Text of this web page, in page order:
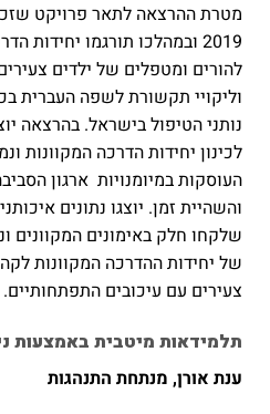
מטרת ההרצאה לתאר פרויקט
2019 ובמהלכו תורגמו יחידות
להורים ומטפלים של ילדים
וליקויי תקשורת לשפה העברית
נותני הטיפול בישראל. בהרצאה
לכינון יחידות הדרכה המקוונות
העוסקות במיומנויות ארגון
והשהיית זמן. יוצגו נתונים
שלקחו חלק באימונים המקוונים
של יחידות ההדרכה המקוונות
צעירים עם עיכובים התפתחותיים.
תלמידאות מיטבית באמצעות
ענת אורן, מנתחת התנהגות